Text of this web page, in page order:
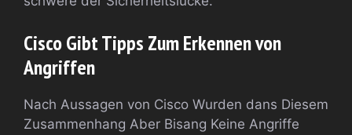
Cisco Gibt Tipps Zum Erkennen von
Angriffen
Nach Aussagen von Cisco Wurden dans Diesem
Zusammenhang Aber Bisang Keine Angriffe